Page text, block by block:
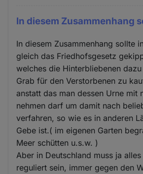
In diesem Zusammenhang
In diesem Zusammenhang sollte
gleich das Friedhofsgesetz
welches die Hinterbliebenen
Grab für den Verstorbenen zu
anstatt das man dessen Urne mit
nehmen darf um damit nach
verfahren, so wie es in anderen
Gebe ist.( im eigenen Garten
Meer schütten u.s.w. )
Aber in Deutschland muss ja
reguliert sein, immer gegen den